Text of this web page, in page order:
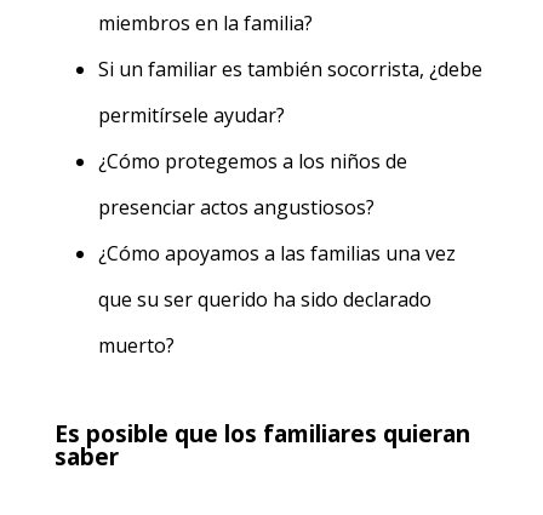
miembros en la familia?
Si un familiar es también socorrista, ¿debe
permitírsele ayudar?
¿Cómo protegemos a los niños de
presenciar actos angustiosos?
¿Cómo apoyamos a las familias una vez
que su ser querido ha sido declarado
muerto?
Es posible que los familiares quieran
saber